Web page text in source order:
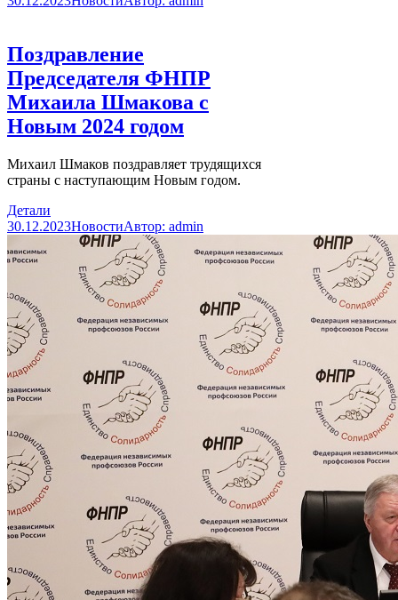
Поздравление
Председателя ФНПР
Михаила Шмакова с
Новым 2024 годом
Михаил Шмаков поздравляет трудящихся
страны с наступающим Новым годом.
Детали
30.12.2023НовостиАвтор: admin